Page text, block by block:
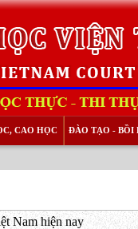
CAO HỌC ĐÀO TẠO - BỒI
Nam hiện nay